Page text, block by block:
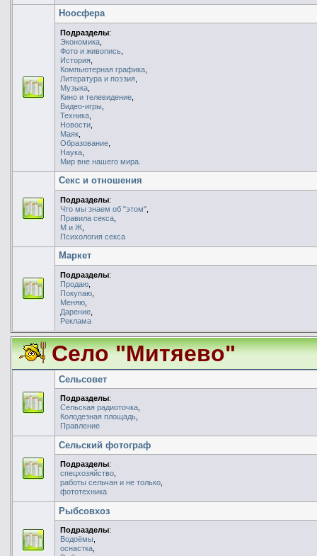
Ноосфера
Подразделы:
Экономика
Фото и живопись
История
Компьютерная графика
Литература и поэзия
Музыка
Кино и телевидение
Видео-игры
Техника
Новости
Маяк
Образование
Наука
Мир вне нашего мира.
Секс и отношения
Подразделы:
Что мы знаем об "этом"
Правила секса
М и Ж
Психология секса
Маркет
Подразделы:
Продаю
Покупаю
Меняю
Дарение
Реклама
Село "Митяево"
Сельсовет
Подразделы:
Сельская радиоточка,
Колодезная площадь,
Правление
Сельский фотограф
Подразделы:
спецхозяйство,
работы сельчан и не только,
фототехника
Рыбсовхоз
Подразделы:
Водоёмы,
оснастка,